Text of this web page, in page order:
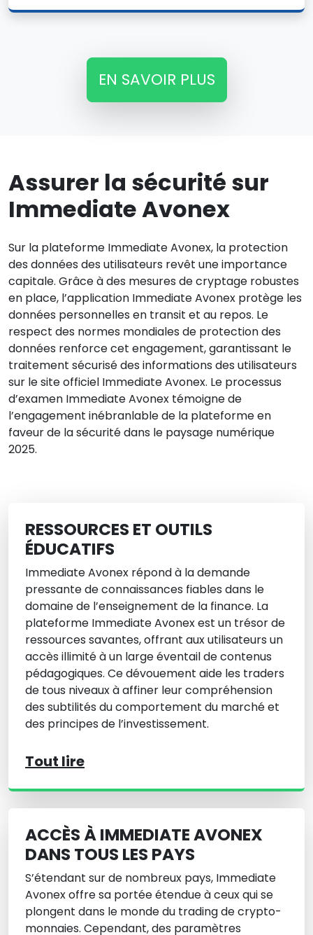
EN SAVOIR PLUS
Assurer la sécurité sur
Immediate Avonex
Sur la plateforme Immediate Avonex, la protection
des données des utilisateurs revêt une importance
capitale. Grâce à des mesures de cryptage robustes
en place, l’application Immediate Avonex protège les
données personnelles en transit et au repos. Le
respect des normes mondiales de protection des
données renforce cet engagement, garantissant le
traitement sécurisé des informations des utilisateurs
sur le site officiel Immediate Avonex. Le processus
d’examen Immediate Avonex témoigne de
l’engagement inébranlable de la plateforme en
faveur de la sécurité dans le paysage numérique
2025.
RESSOURCES ET OUTILS
ÉDUCATIFS
Immediate Avonex répond à la demande
pressante de connaissances fiables dans le
domaine de l’enseignement de la finance. La
plateforme Immediate Avonex est un trésor de
ressources savantes, offrant aux utilisateurs un
accès illimité à un large éventail de contenus
pédagogiques. Ce dévouement aide les traders
de tous niveaux à affiner leur compréhension
des subtilités du comportement du marché et
des principes de l’investissement.
Tout lire
ACCÈS À IMMEDIATE AVONEX
DANS TOUS LES PAYS
S’étendant sur de nombreux pays, Immediate
Avonex offre sa portée étendue à ceux qui se
plongent dans le monde du trading de crypto-
monnaies. Cependant, des paramètres